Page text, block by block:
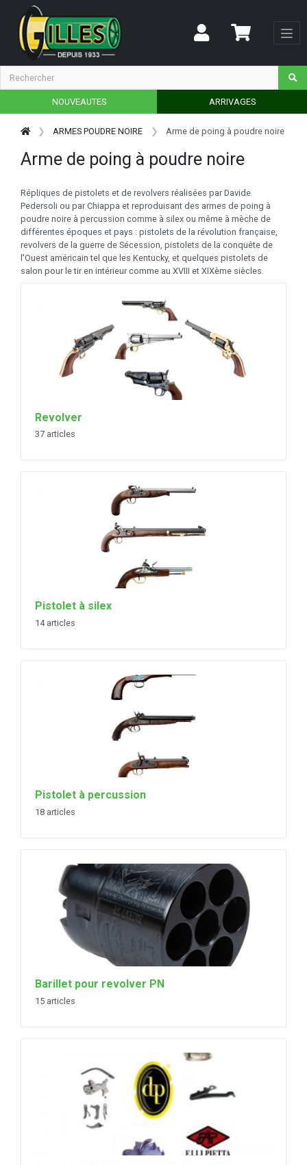
NOUVEAUTES ARRIVAGES
ARMES POUDRE NOIRE Arme de poing à poudre noire
Arme de poing à poudre noire
Répliques de pistolets et de revolvers réalisées par Davide
Pedersoli ou par Chiappa et reproduisant des armes de poing à
poudre noire à percussion comme à silex ou même à mèche de
différentes époques et pays : pistolets de la révolution française,
revolvers de la guerre de Sécession, pistolets de la conquête de
l'Ouest américain tel que les Kentucky, et quelques pistolets de
salon pour le tir en intérieur comme au XVIII et XIXème siècles.
Revolver
37 articles
Pistolet à silex
14 articles
Pistolet à percussion
18 articles
Barillet pour revolver PN
15 articles